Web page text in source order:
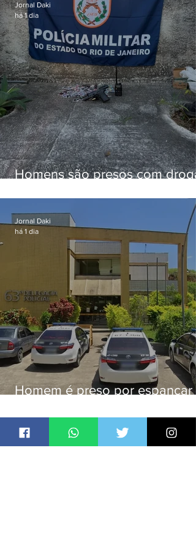
Homens são presos com
Jornal Daki
há 1 dia
Homem é preso por espancar
tentar abusar sexualmente da
enteada em Japeri
Jornal Daki
há 1 dia